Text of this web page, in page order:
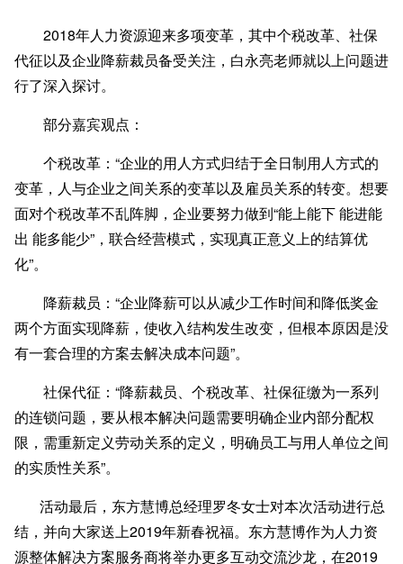
2018年人力资源迎来多项变革，其中个税改革、社保
代征以及企业降薪裁员备受关注，白永亮老师就以上问题进
行了深入探讨。
部分嘉宾观点：
个税改革 ：“企业的用人方式归结于全日制用人方式的
变革，人与企业之间关系的变革以及雇员关系的转变。想要
面对个税改革不乱阵脚，企业要努力做到“能上能下 能进能
出 能多能少”，联合经营模式，实现真正意义上的结算优
化”。
降薪裁员 ：“企业降薪可以从减少工作时间和降低奖金
两个方面实现降薪，使收入结构发生改变，但根本原因是没
有一套合理的方案去解决成本问题”。
社保代征 ：“降薪裁员、个税改革、社保征缴为一系列
的连锁问题，要从根本解决问题需要明确企业内部分配权
限，需重新定义劳动关系的定义，明确员工与用人单位之间
的实质性关系”。
活动最后，东方慧博总经理罗冬女士对本次活动进行总
结，并向大家送上2019年新春祝福。东方慧博作为人力资
源整体解决方案服务商将举办更多互动交流沙龙，在2019